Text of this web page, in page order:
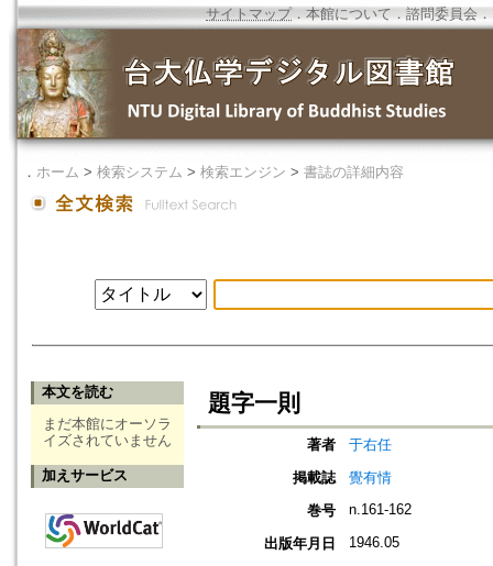
サイトマップ．本館について ． 諮問委員会 ．
． ホーム > 検索システム > 検索エンジン > 書誌の詳細内容
本文を読む
まだ本館にオーソラ
イズされていません
加えサービス
題字一則
著者
于右任
掲載誌
覺有情
巻号
n.161-162
出版年月日 1946.05